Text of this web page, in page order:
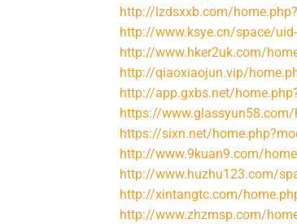
http://lzdsxxb.com/
http://www.ksye.cn/space/
http://www.hker2uk.com/
http://qiaoxiaojun.vip/
http://app.gxbs.net/
https://
https://sixn.net/
http://www.9kuan9.com/
http://www.huzhu123.com/
http://xintangtc.com/
http://www.zhzmsp.com/